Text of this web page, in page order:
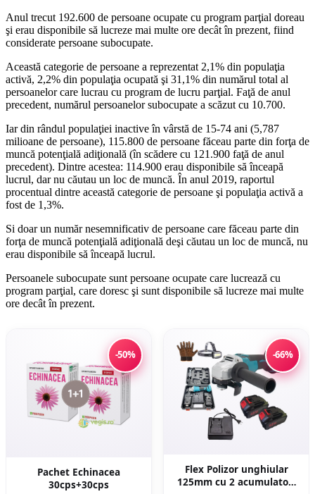
Anul trecut 192.600 de persoane ocupate cu program parţial doreau
şi erau disponibile să lucreze mai multe ore decât în prezent, fiind
considerate persoane subocupate.
Această categorie de persoane a reprezentat 2,1% din populaţia
activă, 2,2% din populaţia ocupată şi 31,1% din numărul total al
persoanelor care lucrau cu program de lucru parţial. Faţă de anul
precedent, numărul persoanelor subocupate a scăzut cu 10.700.
Iar din rândul populaţiei inactive în vârstă de 15-74 ani (5,787
milioane de persoane), 115.800 de persoane făceau parte din forţa de
muncă potenţială adiţională (în scădere cu 121.900 faţă de anul
precedent). Dintre acestea: 114.900 erau disponibile să înceapă
lucrul, dar nu căutau un loc de muncă. În anul 2019, raportul
procentual dintre această categorie de persoane şi populaţia activă a
fost de 1,3%.
Si doar un număr nesemnificativ de persoane care făceau parte din
forţa de muncă potenţială adiţională deşi căutau un loc de muncă, nu
erau disponibile să înceapă lucrul.
Persoanele subocupate sunt persoane ocupate care lucrează cu
program parţial, care doresc şi sunt disponibile să lucreze mai multe
ore decât în prezent.
-50%
Pachet Echinacea
30cps+30cps
-66%
Flex Polizor unghiular
125mm cu 2 acumulatori